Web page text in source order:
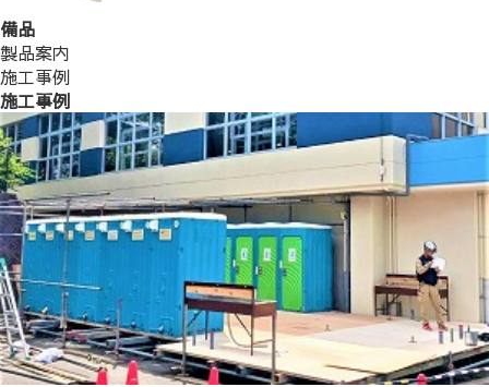
備品
製品案内
施工事例
施工事例